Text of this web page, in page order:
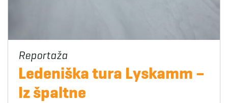
Ledeniška tura Lyskamm –
Iz špaltne